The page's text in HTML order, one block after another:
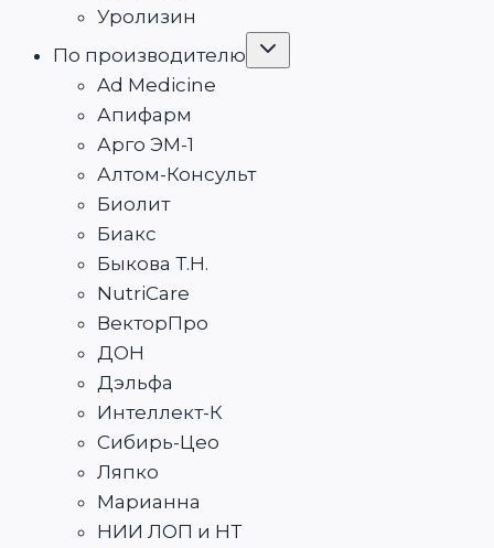
Уролизин
По производителю
Переключить
Ad Medicine
Апифарм
Арго ЭМ-1
Алтом-Консульт
Биолит
Биакс
Быкова Т.Н.
NutriCare
ВекторПро
ДОН
Дэльфа
Интеллект-К
Сибирь-Цео
Ляпко
Марианна
НИИ ЛОП и НТ